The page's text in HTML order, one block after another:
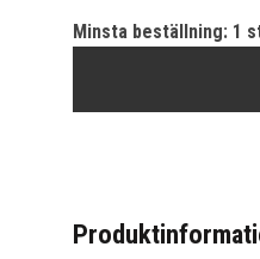
Minsta beställning: 1